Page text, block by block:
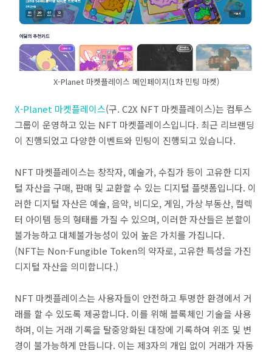
X-Planet 마켓플레이스 메인페이지(1차 민팅 마켓)
X-Planet 마켓플레이스(구. C2X NFT 마켓플레이스)는 컴투스
그룹이 운영하고 있는 NFT 마켓플레이스입니다. 최근 리브랜딩
이 진행되었고 다양한 이벤트와 민팅이 진행되고 있습니다.
NFT 마켓플레이스는 창작자, 예술가, 수집가 등이 고유한 디지
털 자산을 구매, 판매 및 교환할 수 있는 디지털 플랫폼입니다. 이
러한 디지털 자산은 예술, 음악, 비디오, 게임, 가상 부동산, 컬렉
터 아이템 등의 형태를 가질 수 있으며, 이러한 자산들은 분할이
불가능하고 대체불가능성이 있어 높은 가치를 가집니다.
(NFT는 Non-Fungible Token의 약자로, 고유한 특성을 가진
디지털 자산을 의미합니다.)
NFT 마켓플레이스는 사용자들이 안전하고 투명한 환경에서 거
래를 할 수 있도록 제공합니다. 이를 위해 블록체인 기술을 사용
하며, 이는 거래 기록을 탈중앙화된 대장에 기록하여 위조 및 변
경이 불가능하게 만듭니다. 이는 제3자의 개입 없이 거래가 자동